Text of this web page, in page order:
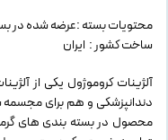
محتویات بسته :عرضه شده در بسته
ساخت کشور : ایران
آلژینات کروموژول یکی از
دندانپزشکی و هم برای
محصول در بسته بندی های